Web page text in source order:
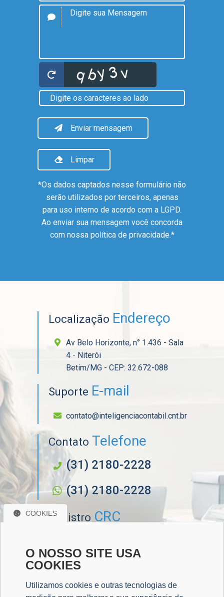
Enviar mensagem
Limpar
*Os dados captados nesse formulário não
serão utilizados por terceiros, apenas
para uso interno de acordo com a LGPD.
Ao enviar sua mensagem você concorda
com nossa política de privacidade.*
Localização Endereço
Av Belo Horizonte, n° 1.436 - Sala
4 - Niterói
Betim/MG - CEP: 32.672-088
Suporte E-mail
contato@inteligenciacontabil.cnt.br
Contato Telefone
(31) 2180-2228
(31) 2180-2228
Registro CRC
Redes
COOKIES
O NOSSO SITE USA
COOKIES
Utilizamos cookies e outras tecnologias de